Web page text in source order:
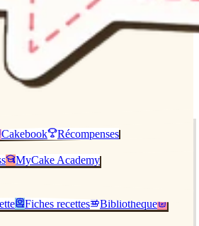
Cakebook Récompenses
MyCake Academy
Fiches recettes
Bibliothèque